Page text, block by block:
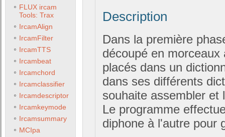
FLUX ircam
Tools: Trax
IrcamAlign
IrcamFilter
IrcamTTS
Ircambeat
Ircamchord
Ircamclassifier
Ircamdescriptor
Ircamkeymode
Ircamsummary
MCIpa
Description
Dans la première
découpé en
placés dans un
dans ses différents
souhaite assembler et
Le programme
diphone à l'autre pour